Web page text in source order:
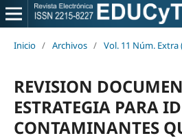
Inicio / Archivos / Vol. 11 Núm. Extra
REVISION
ESTRATEGIA PARA
CONTAMINANTES